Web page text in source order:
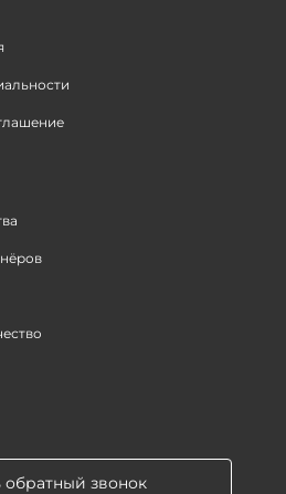
обратный звонок